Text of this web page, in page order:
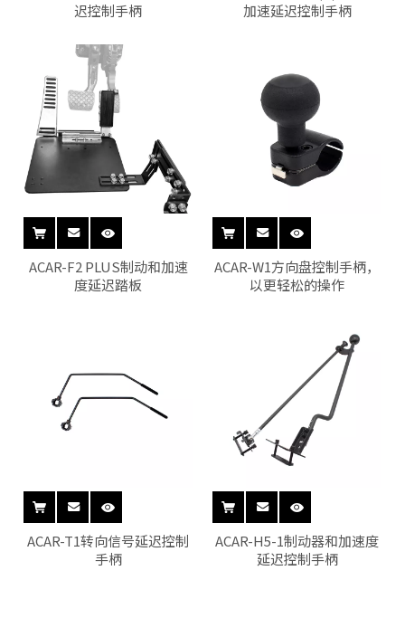
迟控制手柄
加速延迟控制手柄
ACAR-F2 PLUS制动和加速
度延迟踏板
ACAR-W1方向盘控制手柄，
以更轻松的操作
ACAR-T1转向信号延迟控制
手柄
ACAR-H5-1制动器和加速度
延迟控制手柄